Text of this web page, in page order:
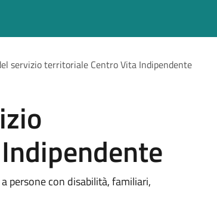
servizio territoriale Centro Vita Indipendente
persone con disabilità, familiari,